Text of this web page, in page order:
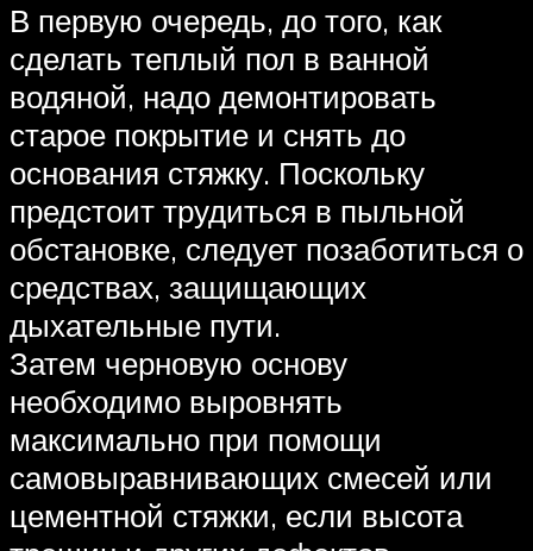
В первую очередь, до того, как
сделать теплый пол в ванной
водяной, надо демонтировать
старое покрытие и снять до
основания стяжку. Поскольку
предстоит трудиться в пыльной
обстановке, следует позаботиться о
средствах, защищающих
дыхательные пути.
Затем черновую основу
необходимо выровнять
максимально при помощи
самовыравнивающих смесей или
цементной стяжки, если высота